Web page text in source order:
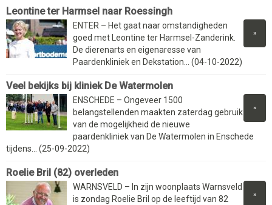
Leontine ter Harmsel naar Roessingh
»
ENTER – Het gaat naar omstandigheden
goed met Leontine ter Harmsel-Zanderink.
De dierenarts en eigenaresse van
Paardenkliniek en Dekstation... (04-10-2022)
Veel bekijks bij kliniek De Watermolen
»
ENSCHEDE – Ongeveer 1500
belangstellenden maakten zaterdag gebruik
van de mogelijkheid de nieuwe
paardenkliniek van De Watermolen in Enschede
tijdens... (25-09-2022)
Roelie Bril (82) overleden
»
WARNSVELD – In zijn woonplaats Warnsveld
is zondag Roelie Bril op de leeftijd van 82